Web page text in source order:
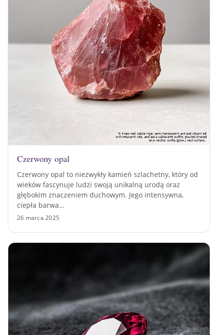
Czerwony opal
Czerwony opal to niezwykły kamień szlachetny, który od
wieków fascynuje ludzi swoją unikalną urodą oraz
głębokim znaczeniem duchowym. Jego intensywna,
ciepła barwa…
26 marca 2025